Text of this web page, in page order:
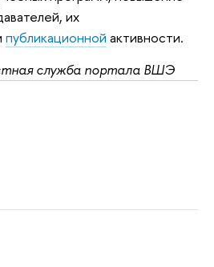
их
публикационной активности.
служба портала ВШЭ